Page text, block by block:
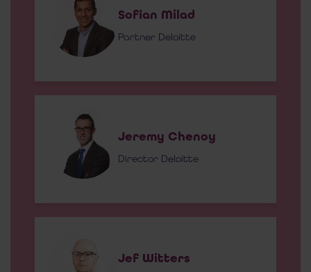
Sofian Milad
Partner Deloitte
Jeremy Chenoy
Director Deloitte
Jef Witters